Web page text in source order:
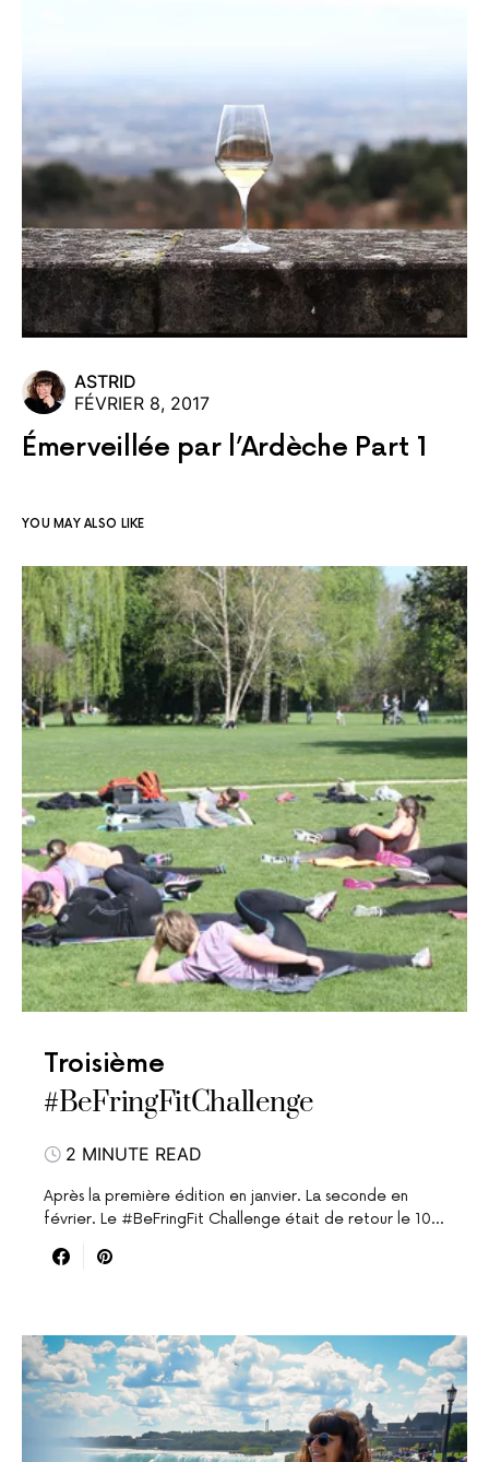
ASTRID
FÉVRIER 8, 2017
Émerveillée par l’Ardèche Part 1
YOU MAY ALSO LIKE
Troisième
#BeFringFitChallenge
2 MINUTE READ
Après la première édition en janvier. La seconde en
février. Le #BeFringFit Challenge était de retour le 10…